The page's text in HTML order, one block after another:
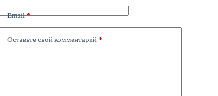
Email*
Оставьте свой комментарий *